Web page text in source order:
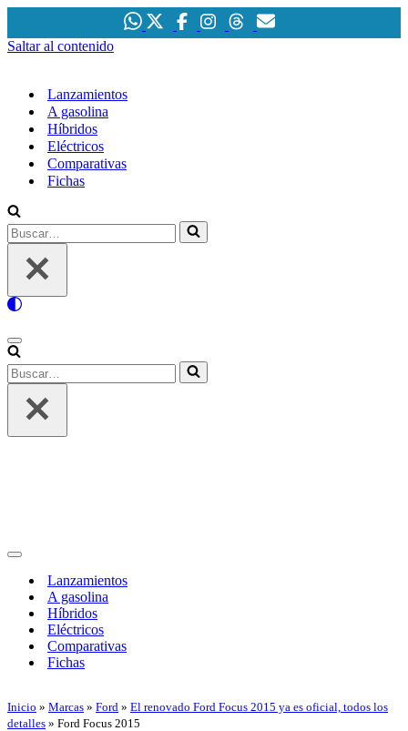
Saltar al contenido
Lanzamientos
A gasolina
Híbridos
Eléctricos
Comparativas
Fichas
Buscar…
Menú
de
navegación
Buscar…
Menú
navegaciónLanzamientos
A gasolina
Híbridos
Eléctricos
Comparativas
Fichas
Inicio » Marcas » Ford » El renovado Ford Focus 2015 ya es oficial, todos los
detalles » Ford Focus 2015